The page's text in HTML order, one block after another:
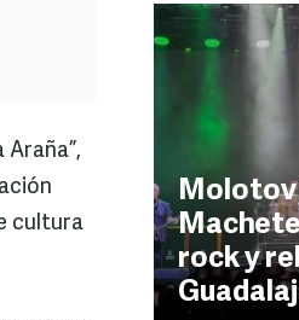
Molotov
rock y
cultura